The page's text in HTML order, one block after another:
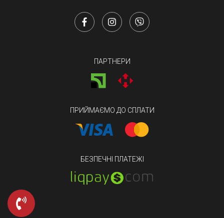
ПАРТНЕРИ
ПРИЙМАЄМО ДО СПЛАТИ
БЕЗПЕЧНІ ПЛАТЕЖІ